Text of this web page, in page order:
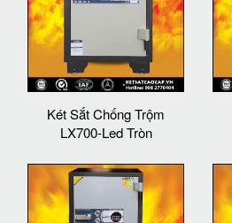
Két Sắt Chống Trộm
LX700-Led Tròn